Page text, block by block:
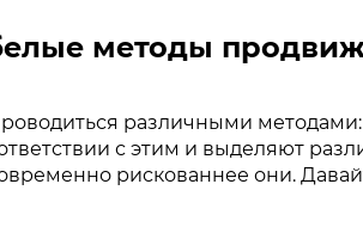
методы
различными
с этим и выделяют
рискованнее они.